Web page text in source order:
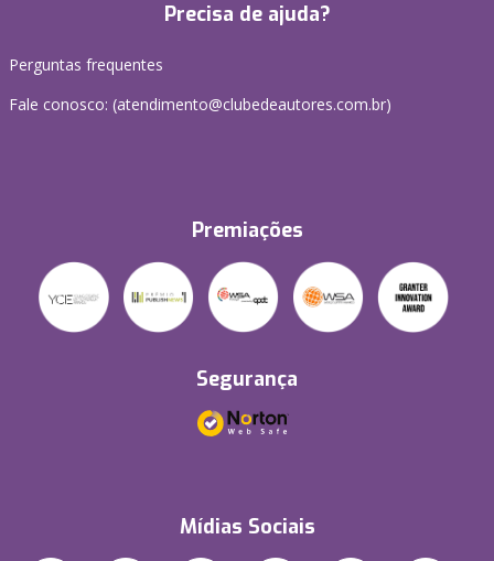
Precisa de ajuda?
Perguntas frequentes
Fale conosco: (atendimento@clubedeautores.com.br)
Premiações
Segurança
Mídias Sociais